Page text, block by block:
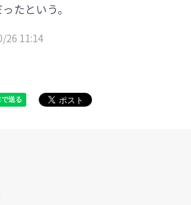
たという。
26 11:14